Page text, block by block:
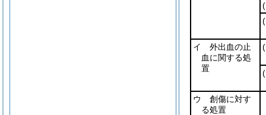
イ 外出血の止
血に関する処
置
ウ 創傷に対す
る処置